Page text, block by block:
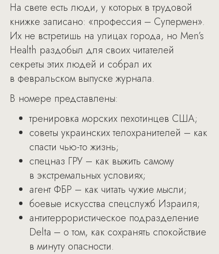
На свете есть люди, у которых в трудовой
книжке записано: «профессия – Супермен».
Их не встретишь на улицах города, но Men’s
Health раздобыл для своих читателей
секреты этих людей и собрал их
в февральском выпуске журнала.
В номере представлены:
тренировка морских пехотинцев США;
советы украинских телохранителей – как
спасти чью-то жизнь;
спецназ ГРУ – как выжить самому
в экстремальных условиях;
агент ФБР – как читать чужие мысли;
боевые искусства спецслужб Израиля;
антитеррористическое подразделение
Delta – о том, как сохранять спокойствие
в минуту опасности.